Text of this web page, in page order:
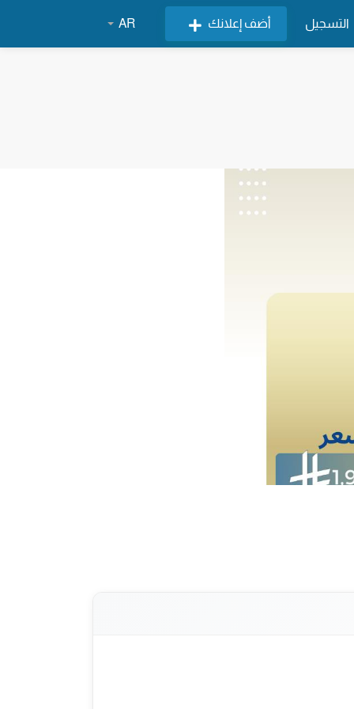
التسجيل أضف إعلانك AR